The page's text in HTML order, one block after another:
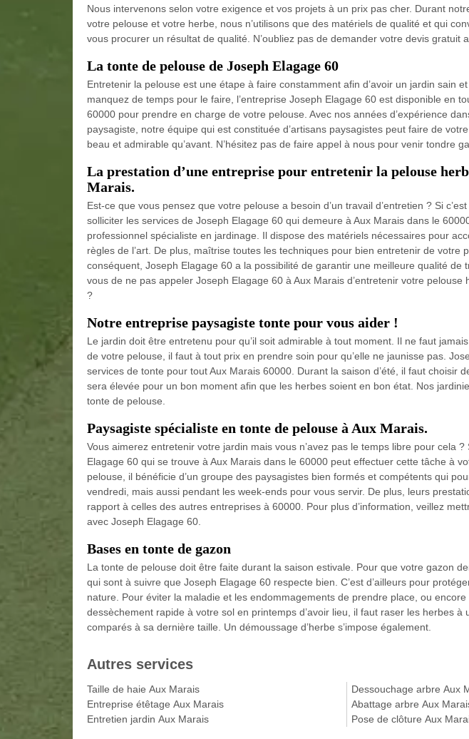
Nous intervenons selon votre exigence et vos projets à un prix pas cher. Durant
votre pelouse et votre herbe, nous n’utilisons que des matériels de qualité et qui
vous procurer un résultat de qualité. N’oubliez pas de demander votre devis gratuit
La tonte de pelouse de Joseph Elagage 60
Entretenir la pelouse est une étape à faire constamment afin d’avoir un jardin sain
manquez de temps pour le faire, l’entreprise Joseph Elagage 60 est disponible en
60000 pour prendre en charge de votre pelouse. Avec nos années d’expérience
paysagiste, notre équipe qui est constituée d’artisans paysagistes peut faire de
beau et admirable qu’avant. N’hésitez pas de faire appel à nous pour venir tondre
La prestation d’une entreprise pour entretenir la pelouse
Marais.
Est-ce que vous pensez que votre pelouse a besoin d’un travail d’entretien ? Si
solliciter les services de Joseph Elagage 60 qui demeure à Aux Marais dans le
professionnel spécialiste en jardinage. Il dispose des matériels nécessaires pour
règles de l’art. De plus, maîtrise toutes les techniques pour bien entretenir de votre
conséquent, Joseph Elagage 60 a la possibilité de garantir une meilleure qualité de
vous de ne pas appeler Joseph Elagage 60 à Aux Marais d’entretenir votre
?
Notre entreprise paysagiste tonte pour vous aider !
Le jardin doit être entretenu pour qu’il soit admirable à tout moment. Il ne faut
de votre pelouse, il faut à tout prix en prendre soin pour qu’elle ne jaunisse pas.
services de tonte pour tout Aux Marais 60000. Durant la saison d’été, il faut choisir
sera élevée pour un bon moment afin que les herbes soient en bon état. Nos
tonte de pelouse.
Paysagiste spécialiste en tonte de pelouse à Aux Marais.
Vous aimerez entretenir votre jardin mais vous n’avez pas le temps libre pour cela
Elagage 60 qui se trouve à Aux Marais dans le 60000 peut effectuer cette tâche à
pelouse, il bénéficie d’un groupe des paysagistes bien formés et compétents qui
vendredi, mais aussi pendant les week-ends pour vous servir. De plus, leurs
rapport à celles des autres entreprises à 60000. Pour plus d’information, veillez
avec Joseph Elagage 60.
Bases en tonte de gazon
La tonte de pelouse doit être faite durant la saison estivale. Pour que votre gazon
qui sont à suivre que Joseph Elagage 60 respecte bien. C’est d’ailleurs pour
nature. Pour éviter la maladie et les endommagements de prendre place, ou
dessèchement rapide à votre sol en printemps d’avoir lieu, il faut raser les herbes à
comparés à sa dernière taille. Un démoussage d’herbe s’impose également.
Autres services
Taille de haie Aux Marais
Entreprise étêtage Aux Marais
Entretien jardin Aux Marais
Dessouchage arbre Aux
Abattage arbre Aux
Pose de clôture Aux